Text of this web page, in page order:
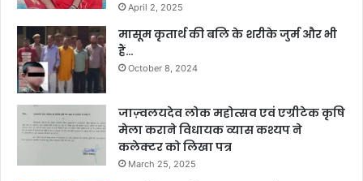
April 2, 2025
मासूम कृतार्थ की बलि के शरीके जुर्म और भी
हैं…
October 8, 2024
जाज़्वलयदेव लोक महोत्सव एवं एग्रीटेक कृषि
मेला कराने विधायक व्यास कश्यप ने
कलेक्टर को लिखा पत्र
March 25, 2025